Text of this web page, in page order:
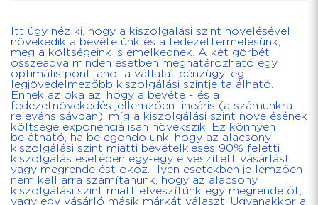
Itt úgy néz ki, hogy a kiszolgálási szint növelésével
növekedik a bevételünk és a fedezettermelésünk,
meg a költségeink is emelkednek. A két görbét
összeadva minden esetben meghatározható egy
optimális pont, ahol a vállalat pénzügyileg
legjövedelmezőbb kiszolgálási szintje található.
Ennek az oka az, hogy a bevétel- és a
fedezetnövekedés jellemzően lineáris (a számunkra
releváns sávban), míg a kiszolgálási szint növelésének
költsége exponenciálisan növekszik. Ez könnyen
belátható, ha belegondolunk, hogy az alacsony
kiszolgálási szint miatti bevételkiesés 90% feletti
kiszolgálás esetében egy-egy elveszített vásárlást
vagy megrendelést okoz. Ilyen esetekben jellemzően
nem kell arra számítanunk, hogy az alacsony
kiszolgálási szint miatt elveszítünk egy megrendelőt,
vagy egy vásárló másik márkát választ. Ugyanakkor a